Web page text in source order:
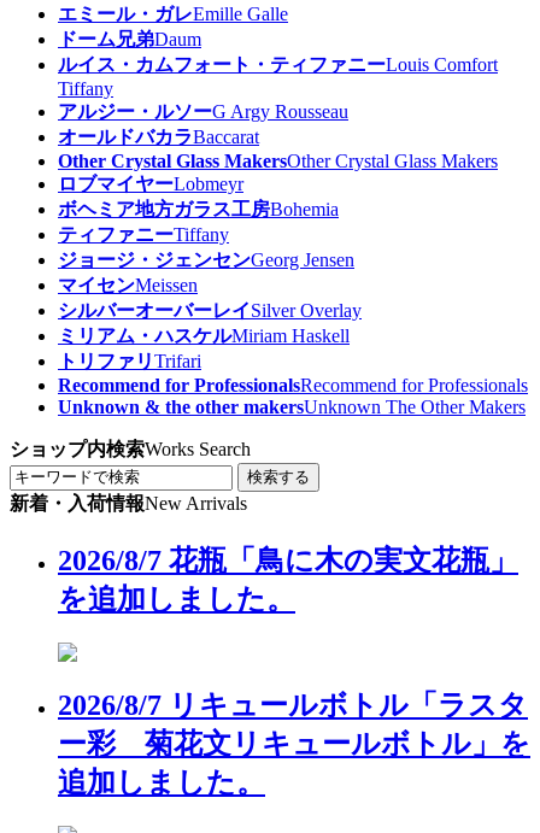
エミール・ガレEmille Galle
ドーム兄弟Daum
ルイス・カムフォート・ティファニーLouis Comfort
Tiffany
アルジー・ルソーG Argy Rousseau
オールドバカラBaccarat
Other Crystal Glass MakersOther Crystal Glass Makers
ロブマイヤーLobmeyr
ボヘミア地方ガラス工房Bohemia
ティファニーTiffany
ジョージ・ジェンセンGeorg Jensen
マイセンMeissen
シルバーオーバーレイSilver Overlay
ミリアム・ハスケルMiriam Haskell
トリファリTrifari
Recommend for ProfessionalsRecommend for Professionals
Unknown & the other makersUnknown The Other Makers
ショップ内検索Works Search
検索する
新着・入荷情報New Arrivals
2026/8/7 花瓶「鳥に木の実文花瓶」
を追加しました。
2026/8/7 リキュールボトル「ラスタ
ー彩 菊花文リキュールボトル」を
追加しました。